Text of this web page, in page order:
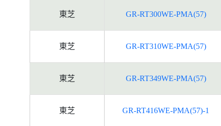
東芝 GR-RT300WE-PMA(57)
東芝 GR-RT310WE-PMA(57)
東芝 GR-RT349WE-PMA(57)
東芝 GR-RT416WE-PMA(57)-1